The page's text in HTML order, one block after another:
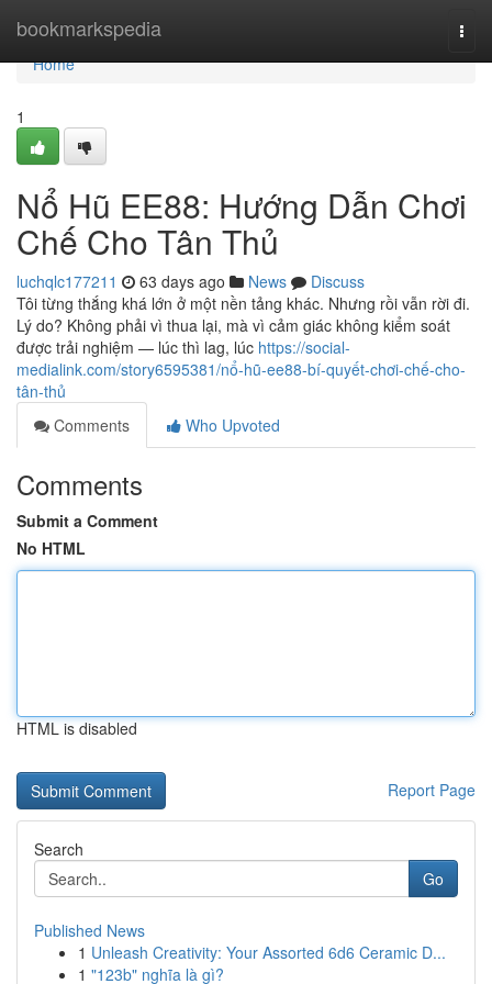
bookmarkspedia
Home
Home
1
Nổ Hũ EE88: Hướng Dẫn Chơi
Chế Cho Tân Thủ
luchqlc177211 63 days ago News
Discuss
Tôi từng thắng khá lớn ở một nền tảng khác. Nhưng rồi vẫn rời đi.
Lý do? Không phải vì thua lại, mà vì cảm giác không kiểm soát
được trải nghiệm — lúc thì lag, lúc https://social-
medialink.com/story6595381/nổ-hũ-ee88-bí-quyết-chơi-chế-cho-
tân-thủ
Comments
Who Upvoted
Comments
Submit a Comment
No HTML
HTML is disabled
Report Page
Search
Go
Published News
1 Unleash Creativity: Your Assorted 6d6 Ceramic D...
1 "123b" nghĩa là gì?